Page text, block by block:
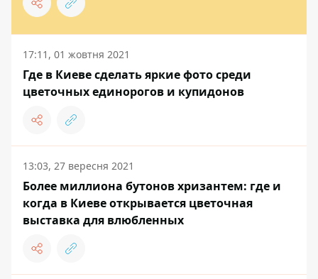
17:11, 01 жовтня 2021
Где в Киеве сделать яркие фото среди
цветочных единорогов и купидонов
13:03, 27 вересня 2021
Более миллиона бутонов хризантем: где и
когда в Киеве открывается цветочная
выставка для влюбленных